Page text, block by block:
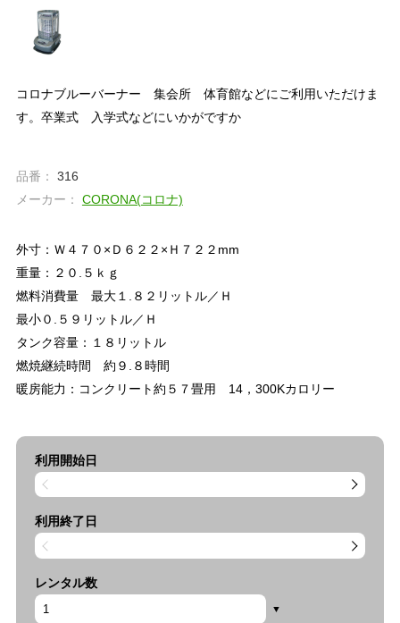
コロナブルーバーナー 集会所 体育館などにご利用いただけま
す。卒業式 入学式などにいかがですか
品番：
316
メーカー：
CORONA(コロナ)
外寸：Ｗ４７０×Ｄ６２２×Ｈ７２２mm
重量：２０.５ｋｇ
燃料消費量 最大１.８２リットル／Ｈ
最小０.５９リットル／Ｈ
タンク容量：１８リットル
燃焼継続時間 約９.８時間
暖房能力：コンクリート約５７畳用 14，300Kカロリー
利用開始日
利用終了日
レンタル数